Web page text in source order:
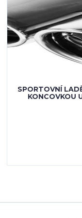
SPORTOVNÍ
KONCOVKOU